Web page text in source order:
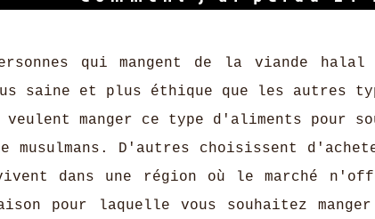
qui mangent de la viande
saine et plus éthique que les autres
manger ce type d'aliments pour
D'autres choisissent
dans une région où le marché
pour laquelle vous souhaitez